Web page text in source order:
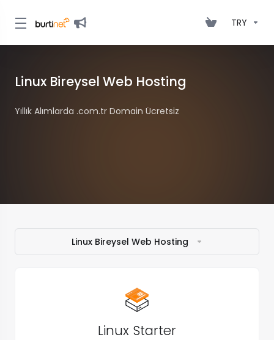
TRY
Linux Bireysel Web Hosting
Yıllık Alımlarda .com.tr Domain Ücretsiz
Linux Bireysel Web Hosting
Linux Starter